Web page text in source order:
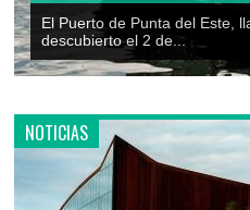
llamado Puerto Nuestra Señora
NOTICIAS